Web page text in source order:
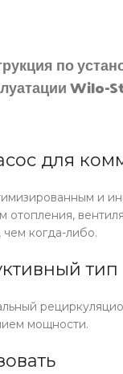
по
Wilo-
для
и
отопления,
когда-либо.
тип
мощности.